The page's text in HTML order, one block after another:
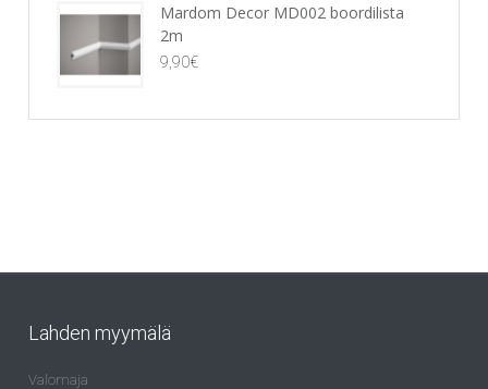
Mardom Decor MD002 boordilista
2m
9,90€
Lahden myymälä
Valomaja